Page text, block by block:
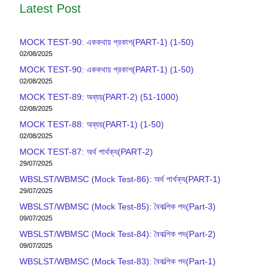
Latest Post
MOCK TEST-90: এককথায় প্রকাশ(PART-1) (1-50)
02/08/2025
MOCK TEST-90: এককথায় প্রকাশ(PART-1) (1-50)
02/08/2025
MOCK TEST-89: অব্যয়(PART-2) (51-1000)
02/08/2025
MOCK TEST-88: অব্যয়(PART-1) (1-50)
02/08/2025
MOCK TEST-87: অর্থ পার্থক্য(PART-2)
29/07/2025
WBSLST/WBMSC (Mock Test-86): অর্থ পার্থক্য(PART-1)
29/07/2025
WBSLST/WBMSC (Mock Test-85): বৈকল্পিক পদ(Part-3)
09/07/2025
WBSLST/WBMSC (Mock Test-84): বৈকল্পিক পদ(Part-2)
09/07/2025
WBSLST/WBMSC (Mock Test-83): বৈকল্পিক পদ(Part-1)